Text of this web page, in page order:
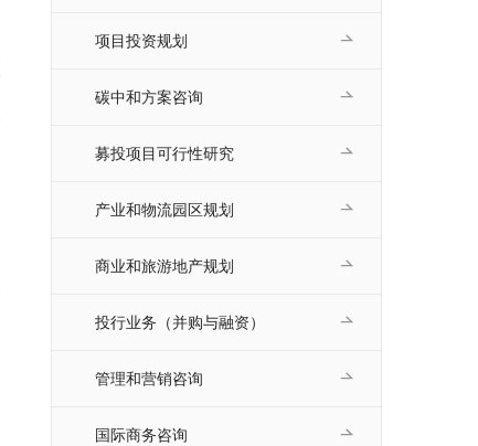
项目投资规划
碳中和方案咨询
募投项目可行性研究
产业和物流园区规划
商业和旅游地产规划
投行业务（并购与融资）
管理和营销咨询
国际商务咨询